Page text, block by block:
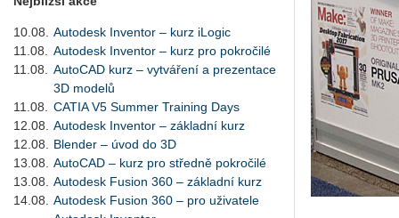
10.08.
Autodesk Inventor – kurz iLogic
11.08.
Autodesk Inventor – kurz pro pokročilé
11.08.
AutoCAD kurz – vytváření a prezentace
3D modelů
11.08.
CATIA V5 Summer Training Days
12.08.
Autodesk Inventor – základní kurz
12.08.
Blender – úvod do 3D
13.08.
AutoCAD – kurz pro středně pokročilé
13.08.
Autodesk Fusion 360 – základní kurz
14.08.
Autodesk Fusion 360 – pro uživatele